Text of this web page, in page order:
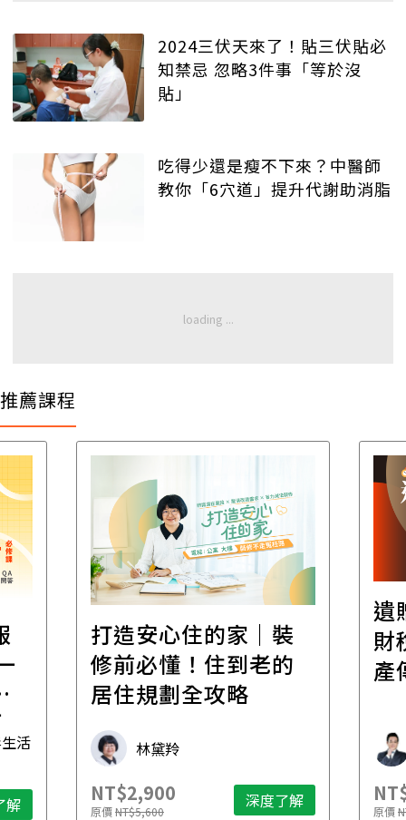
2024三伏天來了！貼三伏貼必
知禁忌 忽略3件事「等於沒
貼」
吃得少還是瘦不下來？中醫師
教你「6穴道」提升代謝助消脂
推薦課程
活
解
打造安心住的家｜裝
修前必懂！住到老的
居住規劃全攻略
林黛羚
NT$2,900
原價NT$5,600 深度了解
遺
財
產
原價